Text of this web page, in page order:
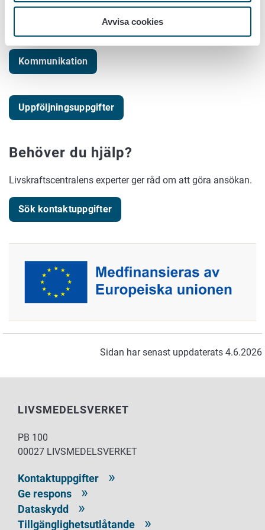
Avvisa cookies
Kommunikation
Uppföljningsuppgifter
Behöver du hjälp?
Livskraftscentralens experter ger råd om att göra ansökan.
Sök kontaktuppgifter
Sidan har senast uppdaterats 4.6.2026
LIVSMEDELSVERKET
PB 100
00027 LIVSMEDELSVERKET
Kontaktuppgifter
Ge respons
Dataskydd
Tillgänglighetsutlåtande